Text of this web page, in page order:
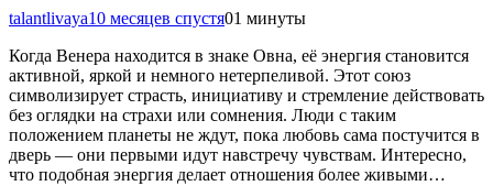
talantlivaya10 месяцев спустя01 минуты
Когда Венера находится в знаке Овна, её энергия становится
активной, яркой и немного нетерпеливой. Этот союз
символизирует страсть, инициативу и стремление действовать
без оглядки на страхи или сомнения. Люди с таким
положением планеты не ждут, пока любовь сама постучится в
дверь — они первыми идут навстречу чувствам. Интересно,
что подобная энергия делает отношения более живыми…